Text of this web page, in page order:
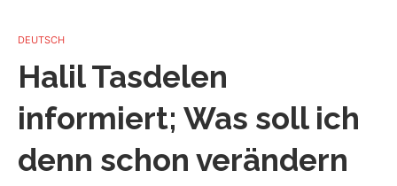
DEUTSCH
Halil Tasdelen
informiert; Was soll ich
denn schon verändern